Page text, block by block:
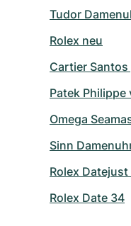
Tudor
Rolex neu
Cartier
Patek Philippe
Omega
Sinn
Rolex Datejust
Rolex Date 34